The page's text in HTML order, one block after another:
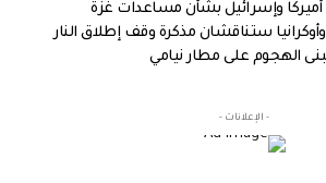
وإسرائيل بشأن مساعدات غزة
ستناقشان مذكرة وقف إطلاق النار
الهجوم على مطار نيامي
- الإعلانات -